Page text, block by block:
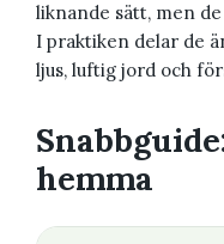
liknande sätt, men
I praktiken delar de
ljus, luftig jord och
hemma